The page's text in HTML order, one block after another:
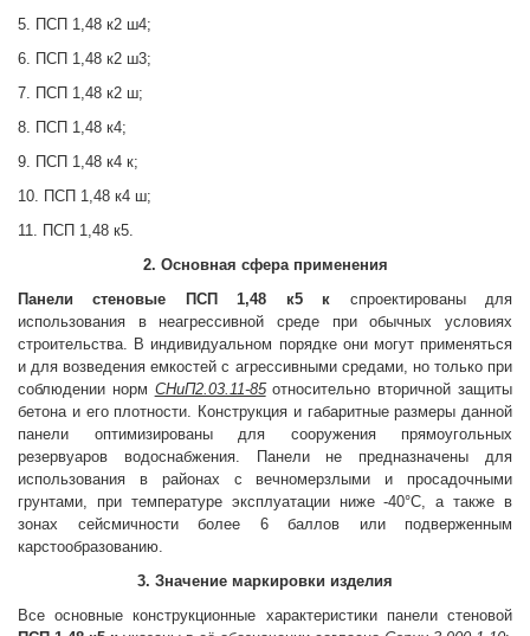
5. ПСП 1,48 к2 ш4;
6. ПСП 1,48 к2 ш3;
7. ПСП 1,48 к2 ш;
8. ПСП 1,48 к4;
9. ПСП 1,48 к4 к;
10. ПСП 1,48 к4 ш;
11. ПСП 1,48 к5.
2. Основная сфера применения
Панели стеновые
ПСП 1,48 к5 к спроектированы для
использования в неагрессивной среде при обычных условиях
строительства. В индивидуальном порядке они могут применяться
и для возведения емкостей с агрессивными средами, но только при
соблюдении норм СНиП2.03.11-85относительно вторичной защиты
бетона и его плотности. Конструкция и габаритные размеры данной
панели оптимизированы для сооружения прямоугольных
резервуаров водоснабжения. Панели не предназначены для
использования в районах с вечномерзлыми и просадочными
грунтами, при температуре эксплуатации ниже -40°С, а также в
зонах сейсмичности более 6 баллов или подверженным
карстообразованию.
3. Значение маркировки изделия
Все основные конструкционные характеристики панели стеновой